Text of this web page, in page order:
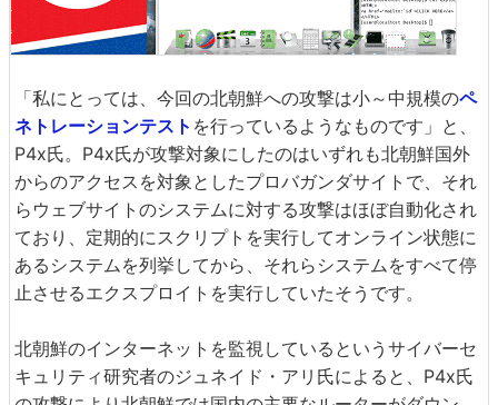
「私にとっては、今回の北朝鮮への攻撃は小～中規模のペ
ネトレーションテスト を行っているようなものです」と、
P4x氏。P4x氏が攻撃対象にしたのはいずれも北朝鮮国外
からのアクセスを対象としたプロバガンダサイトで、それ
らウェブサイトのシステムに対する攻撃はほぼ自動化され
ており、定期的にスクリプトを実行してオンライン状態に
あるシステムを列挙してから、それらシステムをすべて停
止させるエクスプロイトを実行していたそうです。
北朝鮮のインターネットを監視しているというサイバーセ
キュリティ研究者のジュネイド・アリ氏によると、P4x氏